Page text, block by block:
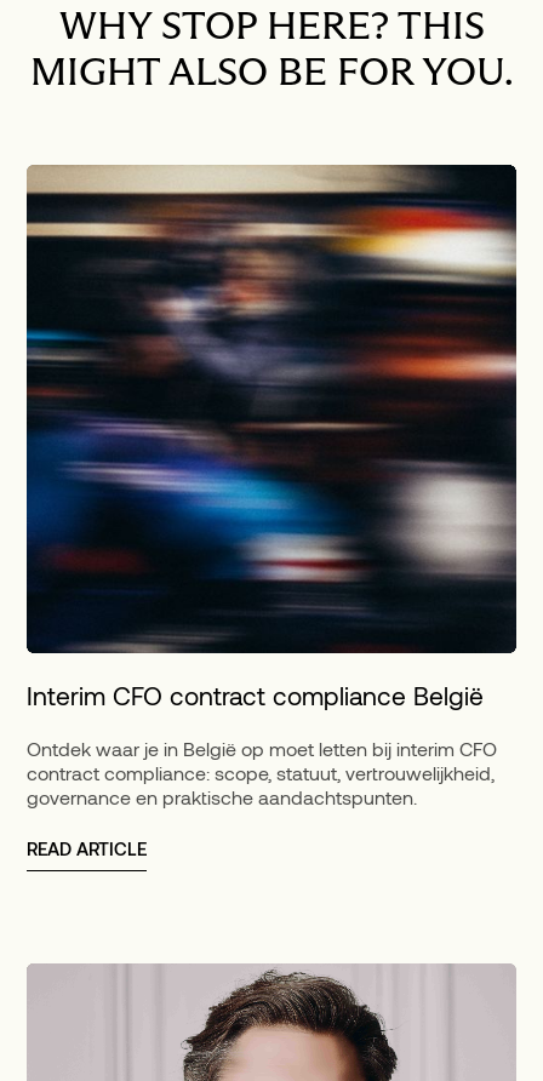
WHY STOP HERE? THIS
MIGHT ALSO BE FOR YOU.
Interim CFO contract compliance België
Ontdek waar je in België op moet letten bij interim CFO
contract compliance: scope, statuut, vertrouwelijkheid,
governance en praktische aandachtspunten.
READ ARTICLE